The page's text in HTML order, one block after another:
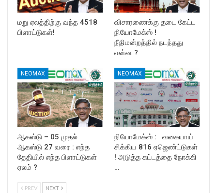
மறு ஏலத்திற்கு வந்த 4518
பிளாட்டுகள்!
விசாரணைக்கு தடை கேட்ட
நியோமேக்ஸ் !
நீதிமன்றத்தில் நடந்தது
என்ன ?
NEOMAX
ஆகஸ்டு – 05 முதல்
ஆகஸ்டு 27 வரை : எந்த
தேதியில் எந்த பிளாட்டுகள்
ஏலம் ?
NEOMAX
நியோமேக்ஸ் : வகையாய்
சிக்கிய 816 ஏஜெண்ட்டுகள்
! அடுத்த கட்டத்தை நோக்கி
…
PREV NEXT